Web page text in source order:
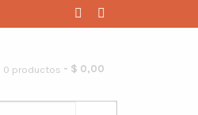
0 productos $ 0,00